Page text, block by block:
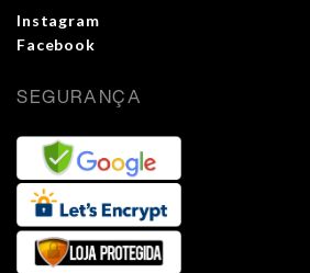
Instagram
Facebook
SEGURANÇA